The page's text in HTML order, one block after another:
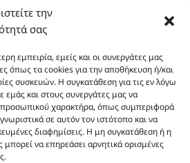
την
σας
εμπειρία, εμείς και οι συνεργάτες μας
όπως τα cookies για την αποθήκευση ή/και
συσκευών. Η συγκατάθεση για τις εν λόγω
εμάς και στους συνεργάτες μας να
χαρακτήρα, όπως συμπεριφορά
σε αυτόν τον ιστότοπο και να
διαφημίσεις. Η μη συγκατάθεση ή η
να επηρεάσει αρνητικά ορισμένες
Alkyl Benzoate, Ethylhexyl Stearate, Prunus
Phenoxyethanol, Ceteareth-20,
BHT, Sodium Benzoate, Citric Acid.